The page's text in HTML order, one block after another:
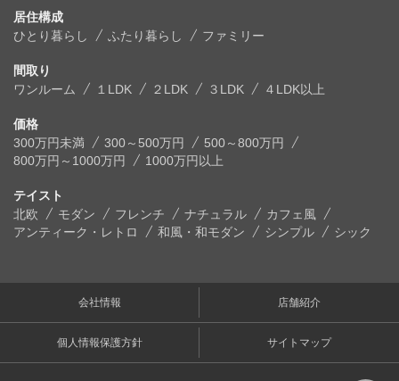
居住構成
ひとり暮らし
ふたり暮らし ファミリー
間取り
ワンルーム
１LDK ２LDK ３LDK ４LDK以上
価格
300万円未満
300～500万円
500～800万円
800万円～1000万円
1000万円以上
テイスト
北欧
モダン フレンチ ナチュラル
カフェ風
アンティーク・レトロ
和風・和モダン シンプル シック
会社情報 店舗紹介
個人情報保護方針 サイトマップ